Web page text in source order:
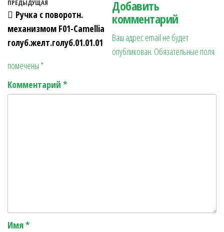
bo
ok
er
es
t
gr
a
m
n
ge
ра
в
ит
ь
Навигация по записям
Предыдущая запись
ПРЕДЫДУЩАЯ
Ручка с поворотн.
механизмом F01-Camellia
голуб.желт.голуб.01.01.01
Добавить
комментарий
Ваш адрес email не будет
опубликован. Обязательные поля
помечены *
Комментарий *
Имя*